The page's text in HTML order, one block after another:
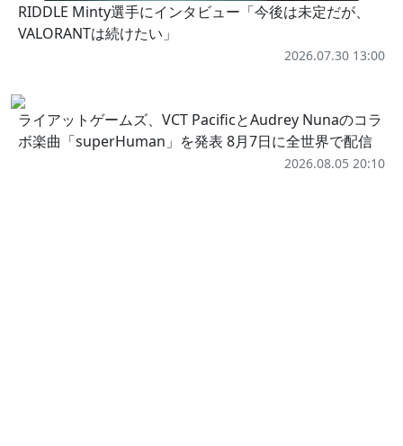
RIDDLE Minty選手にインタビュー「今後は未定だが、
VALORANTは続けたい」
2026.07.30 13:00
ライアットゲームズ、VCT PacificとAudrey Nunaのコラ
ボ楽曲「superHuman」を発表 8月7日に全世界で配信
2026.08.05 20:10